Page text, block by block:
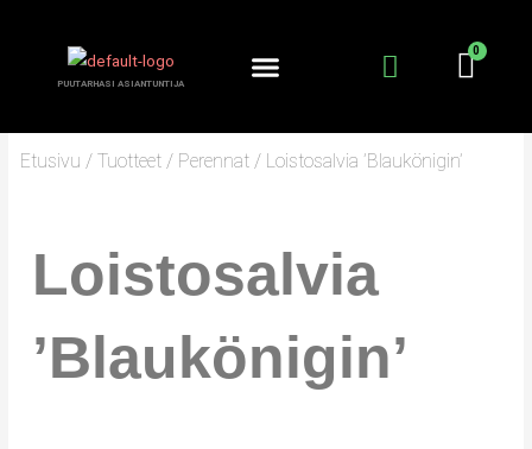
PUUTARHASI ASIANTUNTIJA
Etusivu /Tuotteet / Perennat / Loistosalvia ’Blaukönigin’
Loistosalvia
’Blaukönigin’